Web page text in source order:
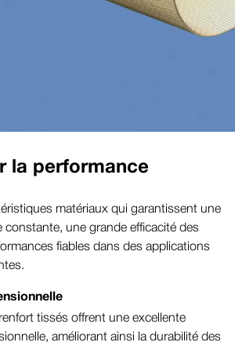
la performance
matériaux qui garantissent une
constante, une grande efficacité des
fiables dans des applications
tissés offrent une excellente
améliorant ainsi la durabilité des